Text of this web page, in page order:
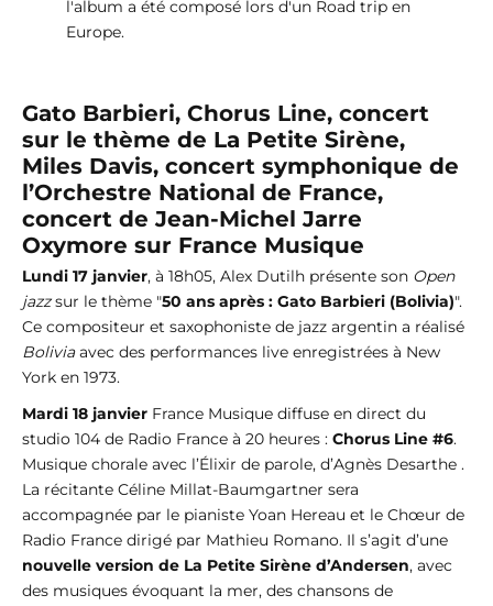
l'album a été composé lors d'un Road trip en
Europe.
Gato Barbieri, Chorus Line, concert
sur le thème de La Petite Sirène,
Miles Davis, concert symphonique de
l’Orchestre National de France,
concert de Jean-Michel Jarre
Oxymore sur France Musique
Lundi 17 janvier, à 18h05, Alex Dutilh présente son Open
jazzsur le thème "50 ans après : Gato Barbieri (Bolivia)".
Ce compositeur et saxophoniste de jazz argentin a réalisé
Boliviaavec des performances live enregistrées à New
York en 1973.
Mardi 18 janvier France Musique diffuse en direct du
studio 104 de Radio France à 20 heures : Chorus Line #6.
Musique chorale avec l’Élixir de parole, d’Agnès Desarthe .
La récitante Céline Millat-Baumgartner sera
accompagnée par le pianiste Yoan Hereau et le Chœur de
Radio France dirigé par Mathieu Romano. Il s’agit d’une
nouvelle version de La Petite Sirène d’Andersen, avec
des musiques évoquant la mer, des chansons de